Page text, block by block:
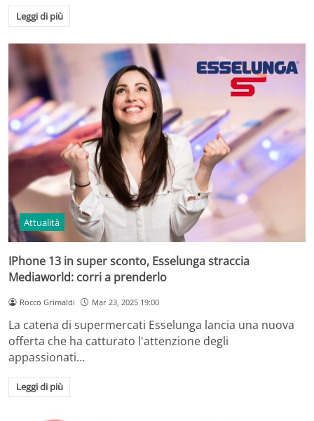
Leggi di più
Attualità
IPhone 13 in super sconto, Esselunga straccia
Mediaworld: corri a prenderlo
Rocco Grimaldi Mar 23, 2025 19:00
La catena di supermercati Esselunga lancia una nuova
offerta che ha catturato l'attenzione degli
appassionati…
Leggi di più